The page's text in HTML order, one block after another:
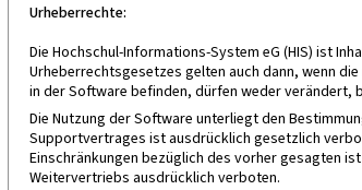
Urheberrechte:
Die Hochschul-Informations-System eG (HIS) ist
Urheberrechtsgesetzes gelten auch dann, wenn
in der Software befinden, dürfen weder
Die Nutzung der Software unterliegt den
Supportvertrages ist ausdrücklich gesetzlich
Einschränkungen bezüglich des vorher gesagten
Weitervertriebs ausdrücklich verboten.